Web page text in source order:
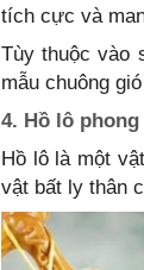
tích cực và
Tùy thuộc vào
mẫu chuông
4. Hồ lô
Hồ lô là một
vật bất ly thân